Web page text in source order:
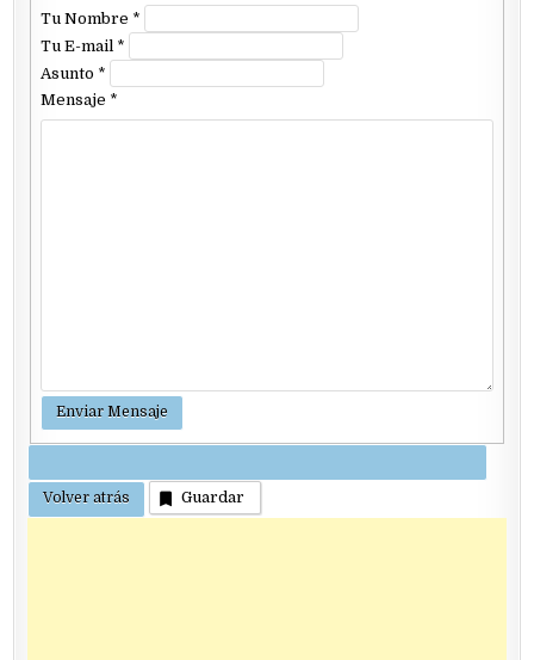
Tu Nombre *
Tu E-mail *
Asunto *
Mensaje *
Guardar